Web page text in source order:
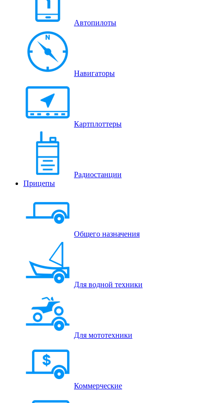
Автопилоты
Навигаторы
Картплоттеры
Радиостанции
Прицепы
Общего назначения
Для водной техники
Для мототехники
Коммерческие